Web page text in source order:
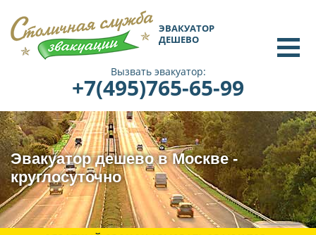
ЭВАКУАТОР
ДЕШЕВО
Вызвать эвакуатор:
+7(495)765-65-99
Эвакуатор дешево в Москве -
круглосуточно